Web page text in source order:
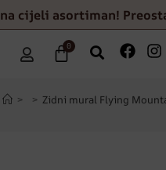
cijeli asortiman!
0
> > Zidni mural Flying